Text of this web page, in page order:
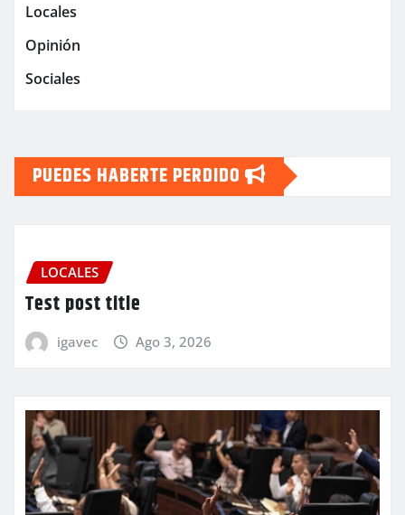
Locales
Opinión
Sociales
PUEDES HABERTE PERDIDO
LOCALES
Test post title
igavec Ago 3, 2026